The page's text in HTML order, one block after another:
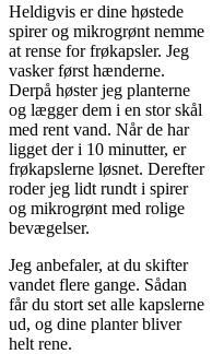
Heldigvis er dine høstede
spirer og mikrogrønt nemme
at rense for frøkapsler. Jeg
vasker først hænderne.
Derpå høster jeg planterne
og lægger dem i en stor skål
med rent vand. Når de har
ligget der i 10 minutter, er
frøkapslerne løsnet. Derefter
roder jeg lidt rundt i spirer
og mikrogrønt med rolige
bevægelser.
Jeg anbefaler, at du skifter
vandet flere gange. Sådan
får du stort set alle kapslerne
ud, og dine planter bliver
helt rene.